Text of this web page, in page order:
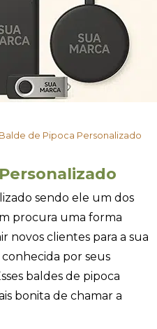
Balde de Pipoca Personalizado
sendo ele um dos
procura uma forma
novos clientes para a sua
por seus
baldes de pipoca
bonita de chamar a